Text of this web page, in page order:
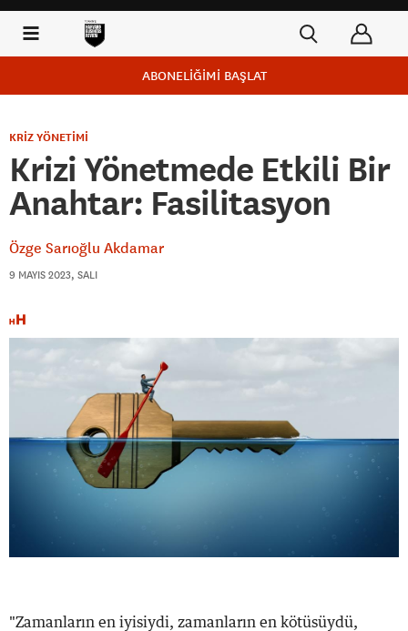
ABONELİĞİMİ BAŞLAT
KRİZ YÖNETİMİ
Krizi Yönetmede Etkili Bir
Anahtar: Fasilitasyon
Özge Sarıoğlu Akdamar
9 MAYIS 2023, SALI
"Zamanların en iyisiydi, zamanların en kötüsüydü,